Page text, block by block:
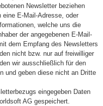
Newsletter beziehen
E-Mail-Adresse, oder
welche uns die
der angegebenen E-Mail-
dem Empfang des Newsletters
nicht bzw. nur auf freiwilliger
wir ausschließlich für den
und geben diese nicht an Dritte
eingegeben Daten
AG gespeichert.